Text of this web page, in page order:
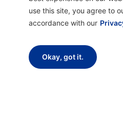
Providence Health Plan 提供商业团体、个人
Providence Health Assurance 是一家 HMO
use this site, you agree to
accordance with our
Okay, got it.